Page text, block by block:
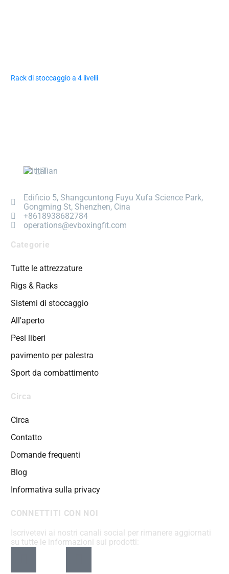
Rack di stoccaggio a 4 livelli
Italian
Edificio 5, Shangcuntong Fuyu Xufa Science Park,
Gongming St, Shenzhen, Cina
+8618938682784
operations@evboxingfit.com
Categorie
Tutte le attrezzature
Rigs & Racks
Sistemi di stoccaggio
All'aperto
Pesi liberi
pavimento per palestra
Sport da combattimento
Circa
Circa
Contatto
Domande frequenti
Blog
Informativa sulla privacy
CONNETTITI CON NOI
Iscrivetevi ai nostri canali social per rimanere aggiornati
su tutte le informazioni sui prodotti: